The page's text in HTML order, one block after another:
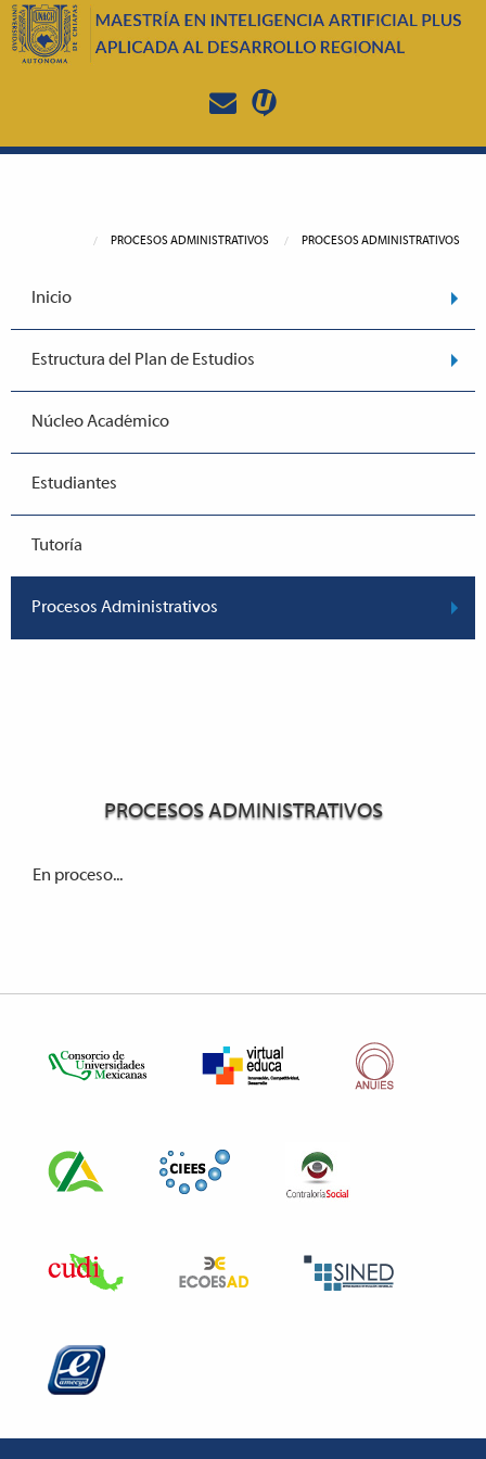
PROCESOS ADMINISTRATIVOS PROCESOS ADMINISTRATIVOS
Inicio
Estructura del Plan de Estudios
Núcleo Académico
Estudiantes
Tutoría
Procesos Administrativos
PROCESOS ADMINISTRATIVOS
En proceso...